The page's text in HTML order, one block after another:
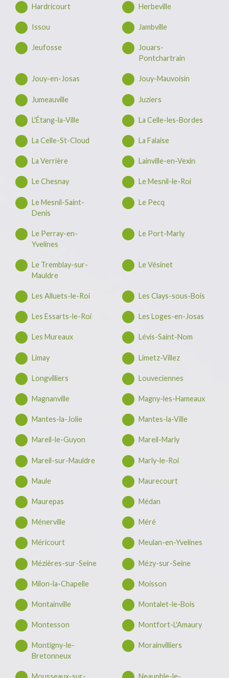
Hardricourt Herbeville
Issou Jambville
Jeufosse
Jouars-
Pontchartrain
Jouy-en-Josas Jouy-Mauvoisin
Jumeauville Juziers
L'Étang-la-Ville La Celle-les-Bordes
La Celle-St-Cloud La Falaise
La Verrière Lainville-en-Vexin
Le Chesnay Le Mesnil-le-Roi
Le Mesnil-Saint-
Denis
Le Pecq
Le Perray-en-
Yvelines
Le Port-Marly
Le Tremblay-sur-
Mauldre
Le Vésinet
Les Alluets-le-Roi Les Clays-sous-Bois
Les Essarts-le-Roi Les Loges-en-Josas
Les Mureaux Lévis-Saint-Nom
Limay Limetz-Villez
Longvilliers Louveciennes
Magnanville Magny-les-Hameaux
Mantes-la-Jolie Mantes-la-Ville
Mareil-le-Guyon Mareil-Marly
Mareil-sur-Mauldre Marly-le-Roi
Maule Maurecourt
Maurepas Médan
Ménerville Méré
Méricourt Meulan-en-Yvelines
Mézières-sur-Seine Mézy-sur-Seine
Milon-la-Chapelle Moisson
Montainville Montalet-le-Bois
Montesson Montfort-L'Amaury
Montigny-le-
Bretonneux
Morainvilliers